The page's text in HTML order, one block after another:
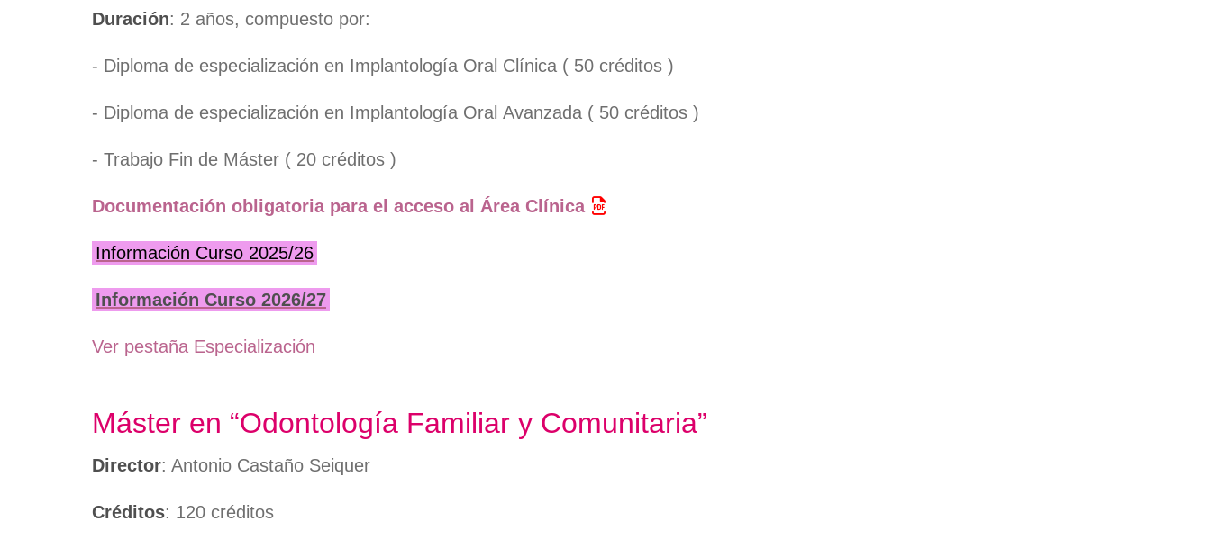
Duración: 2 años, compuesto por:
- Diploma de especialización en Implantología Oral Clínica ( 50 créditos )
- Diploma de especialización en Implantología Oral Avanzada ( 50 créditos )
- Trabajo Fin de Máster ( 20 créditos )
Documentación obligatoria para el acceso al Área Clínica
Información Curso 2025/26
Información Curso 2026/27
Ver pestaña Especialización
Máster en “Odontología Familiar y Comunitaria”
Director: Antonio Castaño Seiquer
Créditos: 120 créditos